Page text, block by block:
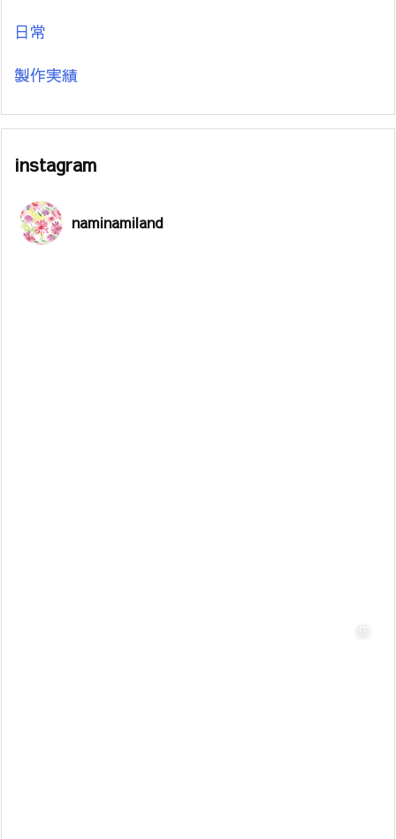
日常
製作実績
instagram
naminamiland